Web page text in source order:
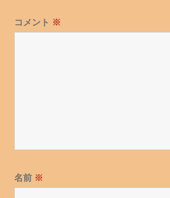
コメント ※
名前 ※